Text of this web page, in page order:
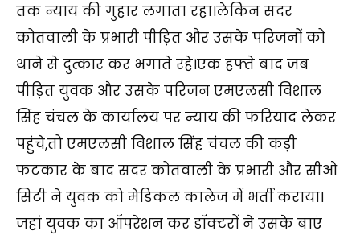
तक न्याय की गुहार लगाता रहा।लेकिन सदर
कोतवाली के प्रभारी पीड़ित और उसके परिजनों को
थाने से दुत्कार कर भगाते रहे।एक हफ्ते बाद जब
पीड़ित युवक और उसके परिजन एमएलसी विशाल
सिंह चंचल के कार्यालय पर न्याय की फरियाद लेकर
पहुंचे,तो एमएलसी विशाल सिंह चंचल की कड़ी
फटकार के बाद सदर कोतवाली के प्रभारी और सीओ
सिटी ने युवक को मेडिकल कालेज में भर्ती कराया।
जहां युवक का ऑपरेशन कर डॉक्टरों ने उसके बाएं